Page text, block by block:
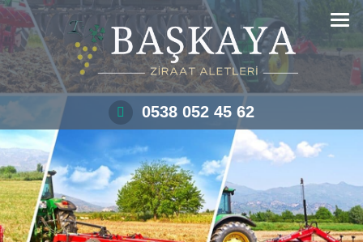
Skip
to
content
0538 052 45 62